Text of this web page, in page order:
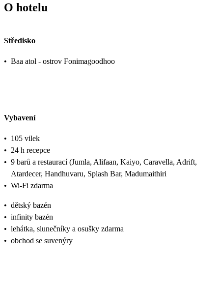
O hotelu
Středisko
• Baa atol - ostrov Fonimagoodhoo
Vybavení
• 105 vilek
• 24 h recepce
• 9 barů a restaurací (Jumla, Alifaan, Kaiyo, Caravella, Adrift,
Atardecer, Handhuvaru, Splash Bar, Madumaithiri
• Wi-Fi zdarma
• dětský bazén
• infinity bazén
• lehátka, slunečníky a osušky zdarma
• obchod se suvenýry